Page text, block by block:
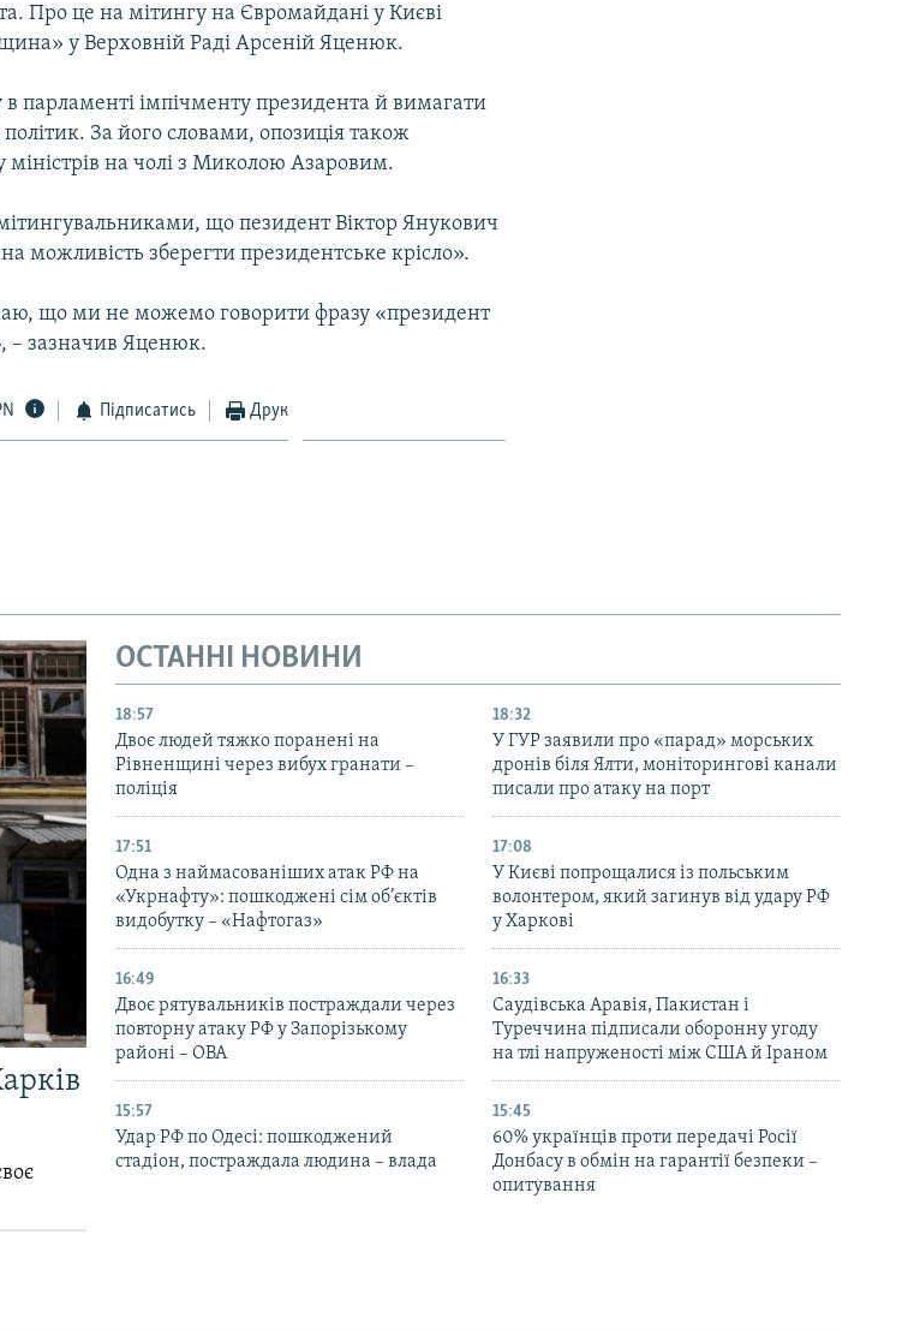
Про це на мітингу на Євромайдані у Києві
у Верховній Раді Арсеній Яценюк.
парламенті імпічменту президента й вимагати
За його словами, опозиція також
міністрів на чолі з Миколою Азаровим.
що пезидент Віктор Янукович
можливість зберегти президентське крісло».
що ми не можемо говорити фразу «президент
– зазначив Яценюк.
Підписатись Друк
ОСТАННІ НОВИНИ
18:57
Двоє людей тяжко поранені на
Рівненщині через вибух гранати –
поліція
18:32
У ГУР заявили про «парад» морських
дронів біля Ялти, моніторингові канали
писали про атаку на порт
17:51
Одна з наймасованіших атак РФ на
«Укрнафту»: пошкоджені сім об’єктів
видобутку – «Нафтогаз»
17:08
У Києві попрощалися із польським
волонтером, який загинув від удару РФ
у Харкові
16:49
Двоє рятувальників постраждали через
повторну атаку РФ у Запорізькому
районі – ОВА
16:33
Саудівська Аравія, Пакистан і
Туреччина підписали оборонну угоду
на тлі напруженості між США й Іраном
15:57
Удар РФ по Одесі: пошкоджений
стадіон, постраждала людина – влада
15:45
60% українців проти передачі Росії
Донбасу в обмін на гарантії безпеки –
опитування